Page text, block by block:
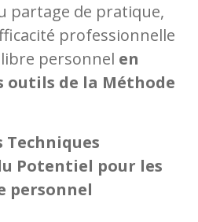
partage de pratique,
professionnelle
personnel en
outils de la Méthode
Techniques
Potentiel pour les
personnel